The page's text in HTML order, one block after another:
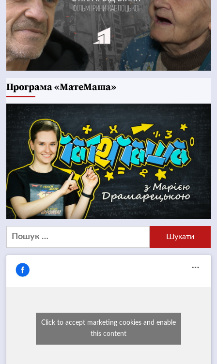
Програма «МатеМаша»
Пошук:
Click to accept marketing cookies and enable
this content